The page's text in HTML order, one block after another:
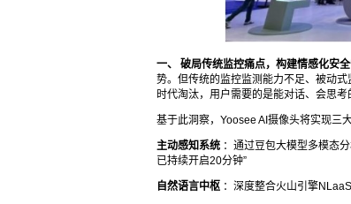
一、 破局传统监控痛点，构建情感化安
势。但传统的监控监测能力不足、被动
时代淘汰，用户需要的是能对话、会思考
基于此洞察，Yoosee AI摄像头将实现三大
主动感知系统 ：通过豆包大模型多模态
已持续开启20分钟”
自然语言中枢 ：深度整合火山引擎